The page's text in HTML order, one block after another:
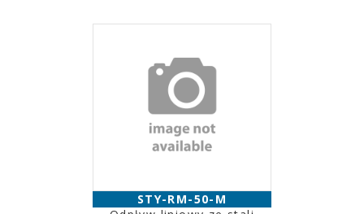
STY-RM-50-M